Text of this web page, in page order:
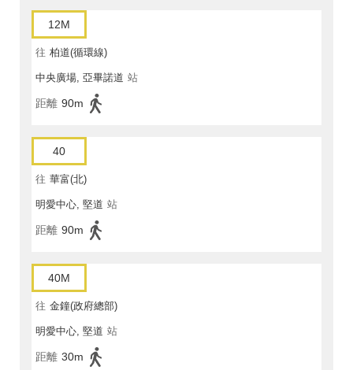
12M
往 柏道(循環線)
中央廣場, 亞畢諾道 站
距離 90m
40
往 華富(北)
明愛中心, 堅道 站
距離 90m
40M
往 金鐘(政府總部)
明愛中心, 堅道 站
距離 30m